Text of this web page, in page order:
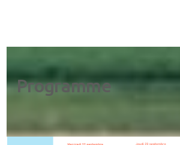
Programme